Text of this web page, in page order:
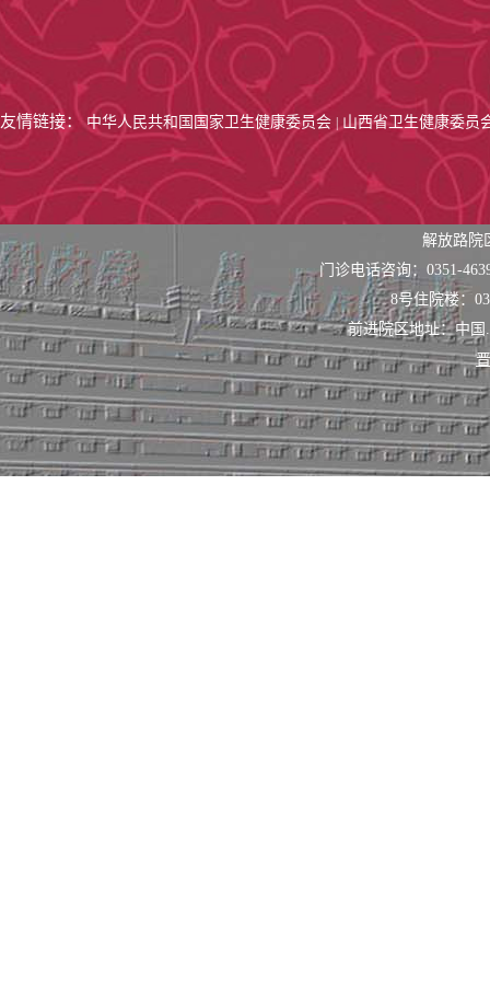
友情链接：中华人民共和国国家卫生健康委员会 | 山西省卫生健康委员
解放路
门诊电话咨询：0351-
8号住院楼：
前进院区地址：中